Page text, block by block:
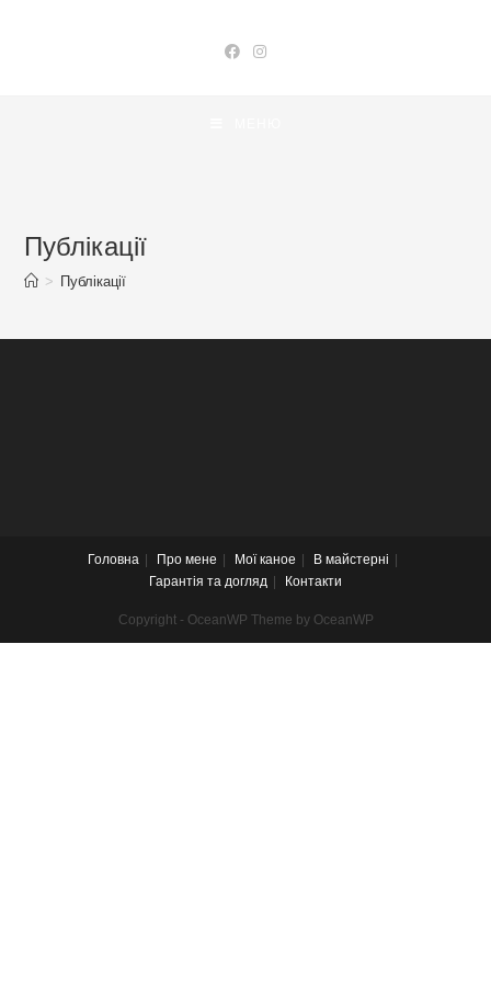
Публікації
> Публікації
Головна Про мене Мої каное
В майстерні
Гарантія та догляд
Контакти
Copyright - OceanWP Theme by OceanWP